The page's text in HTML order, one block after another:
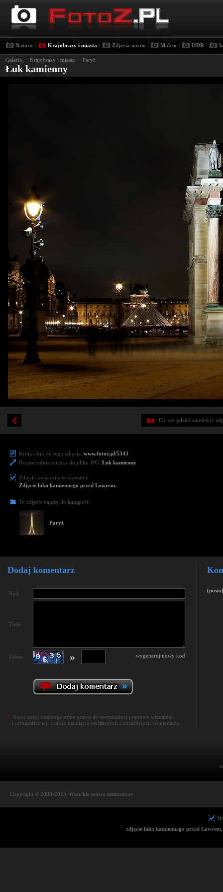
Natura Krajobrazy i miasta Zdjecia nocne Makro HDR
Galeria › Krajobrazy i miasta › Paryż
Łuk kamienny
Chcesz gdzieś zamieścić
Krótki link do tego zdjęcia: www.fotoz.pl/5343
Bezpośrednia ścieżka do pliku JPG: Łuk kamienny
Zdjęcie kojarzone ze słowami:
Zdjęcie łuku kamiennego przed Luwrem.
To zdjęcie należy do kategorii:
Paryż
Dodaj komentarz
Nick
Treść
Token wygeneruj nowy kod
»
! Autor zdjęc zastrzega sobie prawo do ewentualnej poprawy wizualnej
i ortograficznej, a także usunięcia wulgarnych i obraźliwych komentarzy.
(pusto)
Copyright © 2008-2013, Wszelkie prawa zastrzeżone
zdjęcie łuku kamiennego przed